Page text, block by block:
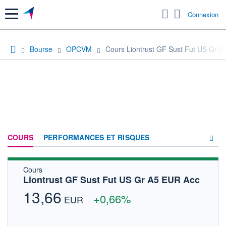
Menu Connexion
Bourse OPCVM Cours Liontrust GF Sust Fut US Gr
COURS PERFORMANCES ET RISQUES
Cours
Liontrust GF Sust Fut US Gr A5 EUR Acc
13,66 EUR +0,66%